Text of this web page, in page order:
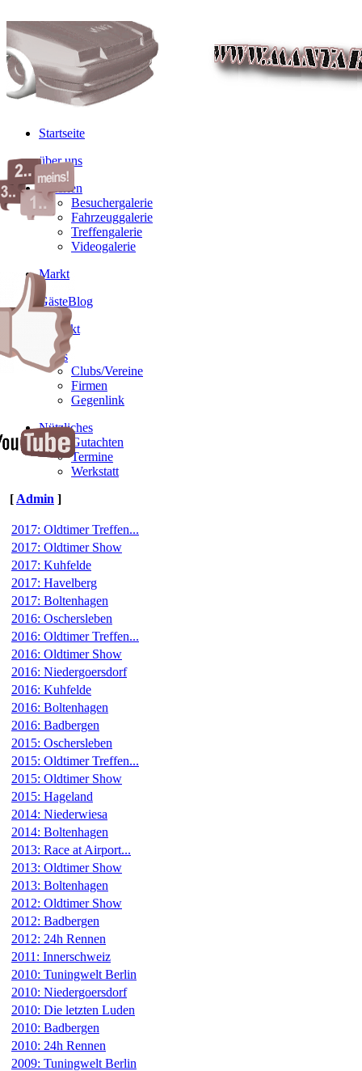
Startseite
über uns
Galerien
Besuchergalerie
Fahrzeuggalerie
Treffengalerie
Videogalerie
Markt
GästeBlog
Kontakt
Links
Clubs/Vereine
Firmen
Gegenlink
Nützliches
Gutachten
Termine
Werkstatt
[ Admin ]
2017: Oldtimer Treffen...
2017: Oldtimer Show
2017: Kuhfelde
2017: Havelberg
2017: Boltenhagen
2016: Oschersleben
2016: Oldtimer Treffen...
2016: Oldtimer Show
2016: Niedergoersdorf
2016: Kuhfelde
2016: Boltenhagen
2016: Badbergen
2015: Oschersleben
2015: Oldtimer Treffen...
2015: Oldtimer Show
2015: Hageland
2014: Niederwiesa
2014: Boltenhagen
2013: Race at Airport...
2013: Oldtimer Show
2013: Boltenhagen
2012: Oldtimer Show
2012: Badbergen
2012: 24h Rennen
2011: Innerschweiz
2010: Tuningwelt Berlin
2010: Niedergoersdorf
2010: Die letzten Luden
2010: Badbergen
2010: 24h Rennen
2009: Tuningwelt Berlin